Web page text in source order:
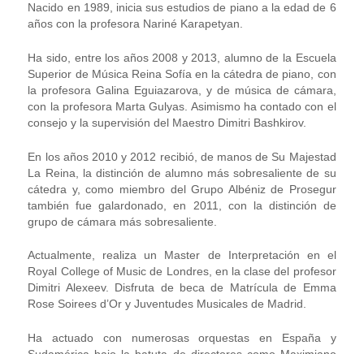
Nacido en 1989, inicia sus estudios de piano a la edad de 6
años con la profesora Nariné Karapetyan.
Ha sido, entre los años 2008 y 2013, alumno de la Escuela
Superior de Música Reina Sofía en la cátedra de piano, con
la profesora Galina Eguiazarova, y de música de cámara,
con la profesora Marta Gulyas. Asimismo ha contado con el
consejo y la supervisión del Maestro Dimitri Bashkirov.
En los años 2010 y 2012 recibió, de manos de Su Majestad
La Reina, la distinción de alumno más sobresaliente de su
cátedra y, como miembro del Grupo Albéniz de Prosegur
también fue galardonado, en 2011, con la distinción de
grupo de cámara más sobresaliente.
Actualmente, realiza un Master de Interpretación en el
Royal College of Music de Londres, en la clase del profesor
Dimitri Alexeev. Disfruta de beca de Matrícula de Emma
Rose Soirees d’Or y Juventudes Musicales de Madrid.
Ha actuado con numerosas orquestas en España y